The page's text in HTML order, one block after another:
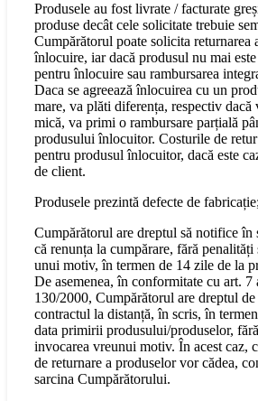
Produsele au fost livrate / facturate
produse decât cele solicitate trebuie
Cumpărătorul poate solicita returnarea
înlocuire, iar dacă produsul nu mai
pentru înlocuire sau rambursarea
Daca se agreează înlocuirea cu un
mare, va plăti diferența, respectiv dacă
mică, va primi o rambursare parțială
produsului înlocuitor. Costurile de
pentru produsul înlocuitor, dacă este
de client.
Produsele prezintă defecte de
Cumpărătorul are dreptul să notifice
că renunța la cumpărare, fără
unui motiv, în termen de 14 zile de la
De asemenea, în conformitate cu art.
130/2000, Cumpărătorul are dreptul
contractul la distanță, în scris, în
data primirii produsului/produselor,
invocarea vreunui motiv. În acest caz,
de returnare a produselor vor cădea,
sarcina Cumpărătorului.